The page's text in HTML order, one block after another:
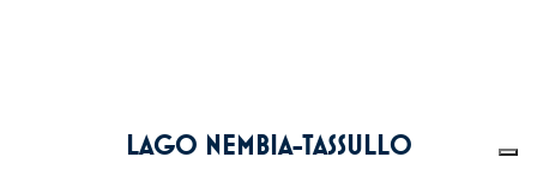
LAGO NEMBIA-TASSULLO